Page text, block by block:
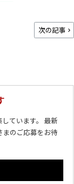
次の記事
ています。 最新
まのご応募をお待